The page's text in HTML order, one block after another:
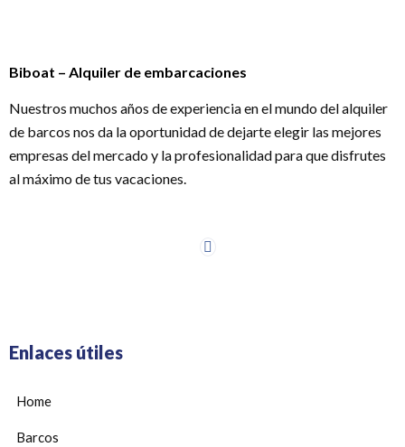
Biboat – Alquiler de embarcaciones
Nuestros muchos años de experiencia en el mundo del alquiler
de barcos nos da la oportunidad de dejarte elegir las mejores
empresas del mercado y la profesionalidad para que disfrutes
al máximo de tus vacaciones.
Enlaces útiles
Home
Barcos